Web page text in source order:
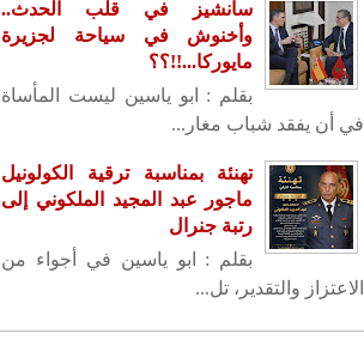
سانشيز في قلب الحدث..
وأخنوش في سياحة لجزيرة
مايوركا...!!؟؟
بقلم : ابو ياسين ليست المأساة
في أن يفقد شباب مغار...
تهنئة بمناسبة ترقية الكولونيل
ماجور عبد المجيد الملكوني إلى
رتبة جنرال
بقلم : ابو ياسين في أجواء من
الاعتزاز والتقدير، تل...